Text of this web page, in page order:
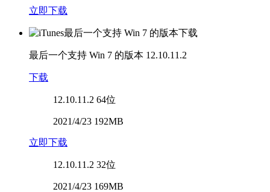
立即下载
最后一个支持 Win 7 的版本 12.10.11.2
下载
12.10.11.2 64位
2021/4/23 192MB
立即下载
12.10.11.2 32位
2021/4/23 169MB